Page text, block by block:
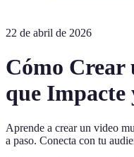
22 de abril de 2026
Cómo Crear
que Impacte
Aprende a crear un video
a paso. Conecta con tu